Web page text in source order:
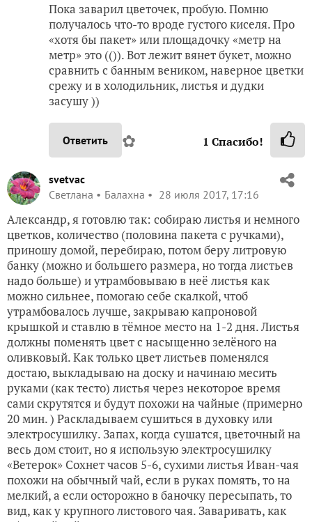
Пока заварил цветочек, пробую. Помню
получалось что-то вроде густого киселя. Про
«хотя бы пакет» или площадочку «метр на
метр» это (()). Вот лежит вянет букет, можно
сравнить с банным веником, наверное цветки
срежу и в холодильник, листья и дудки
засушу ))
Ответить ✿ 1 Спасибо!
svetvac
Светлана
Балахна 28 июля 2017, 17:16
Александр, я готовлю так: собираю листья и немного
цветков, количество (половина пакета с ручками),
приношу домой, перебираю, потом беру литровую
банку (можно и большего размера, но тогда листьев
надо больше) и утрамбовываю в неё листья как
можно сильнее, помогаю себе скалкой, чтоб
утрамбовалось лучше, закрываю капроновой
крышкой и ставлю в тёмное место на 1-2 дня. Листья
должны поменять цвет с насыщенно зелёного на
оливковый. Как только цвет листьев поменялся
достаю, выкладываю на доску и начинаю месить
руками (как тесто) листья через некоторое время
сами скрутятся и будут похожи на чайные (примерно
20 мин. ) Раскладываем сушиться в духовку или
электросушилку. Запах, когда сушатся, цветочный на
весь дом стоит, но я использую электросушилку
«Ветерок» Сохнет часов 5-6, сухими листья Иван-чая
похожи на обычный чай, если в руках помять, то на
мелкий, а если осторожно в баночку пересыпать, то
вид, как у крупного листового чая. Заваривать, как